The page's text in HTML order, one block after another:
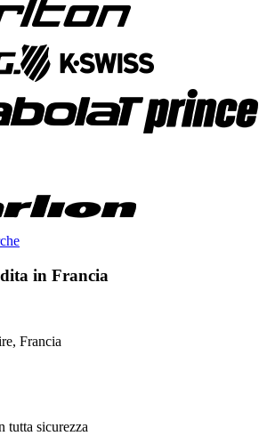
in Francia
Francia
tutta sicurezza